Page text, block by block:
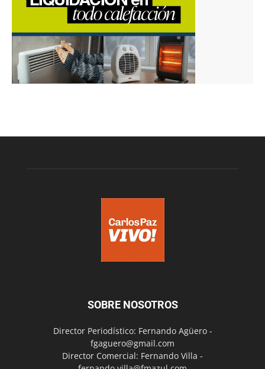
SOBRE NOSOTROS
Director Periodístico: Fernando Agüero -
fgaguero@gmail.com
Director Comercial: Fernando Villa -